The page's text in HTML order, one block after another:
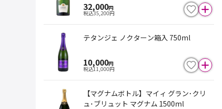
32,000円
税込35,200円
テタンジェ ノクターン箱入 750ml
10,000円
税込11,000円
【マグナムボトル】マイィ グラン･クリ
ュ･ブリュット マグナム 1500ml